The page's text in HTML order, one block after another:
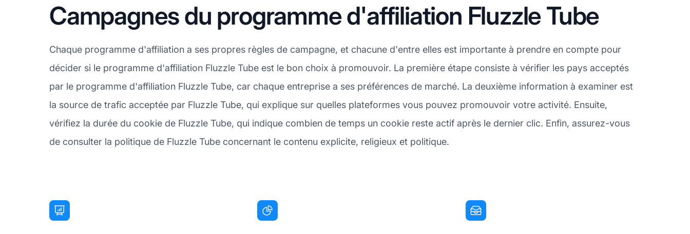
Campagnes du programme d'affiliation Fluzzle Tube
Chaque programme d'affiliation a ses propres règles de campagne, et chacune d'entre elles est importante à prendre en compte pour
décider si le programme d'affiliation Fluzzle Tube est le bon choix à promouvoir. La première étape consiste à vérifier les pays acceptés
par le programme d'affiliation Fluzzle Tube, car chaque entreprise a ses préférences de marché. La deuxième information à examiner est
la source de trafic acceptée par Fluzzle Tube, qui explique sur quelles plateformes vous pouvez promouvoir votre activité. Ensuite,
vérifiez la durée du cookie de Fluzzle Tube, qui indique combien de temps un cookie reste actif après le dernier clic. Enfin, assurez-vous
de consulter la politique de Fluzzle Tube concernant le contenu explicite, religieux et politique.